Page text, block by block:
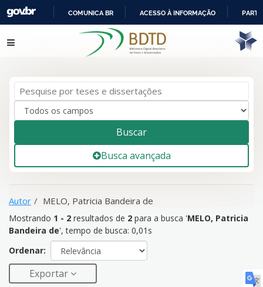
IR
PARA
COMUNICA BR ACESSO À INFORMAÇÃO
resultados de 2para a busca '
MELO, Patricia
Bandeira de
Pular para o conteúdo
Buscar
Busca avançada
Autor MELO, Patricia Bandeira de
Mostrando 1 - 2 resultados de 2 para a busca 'MELO, Patricia
Bandeira de', tempo de busca: 0,01s
Ordenar:
Exportar